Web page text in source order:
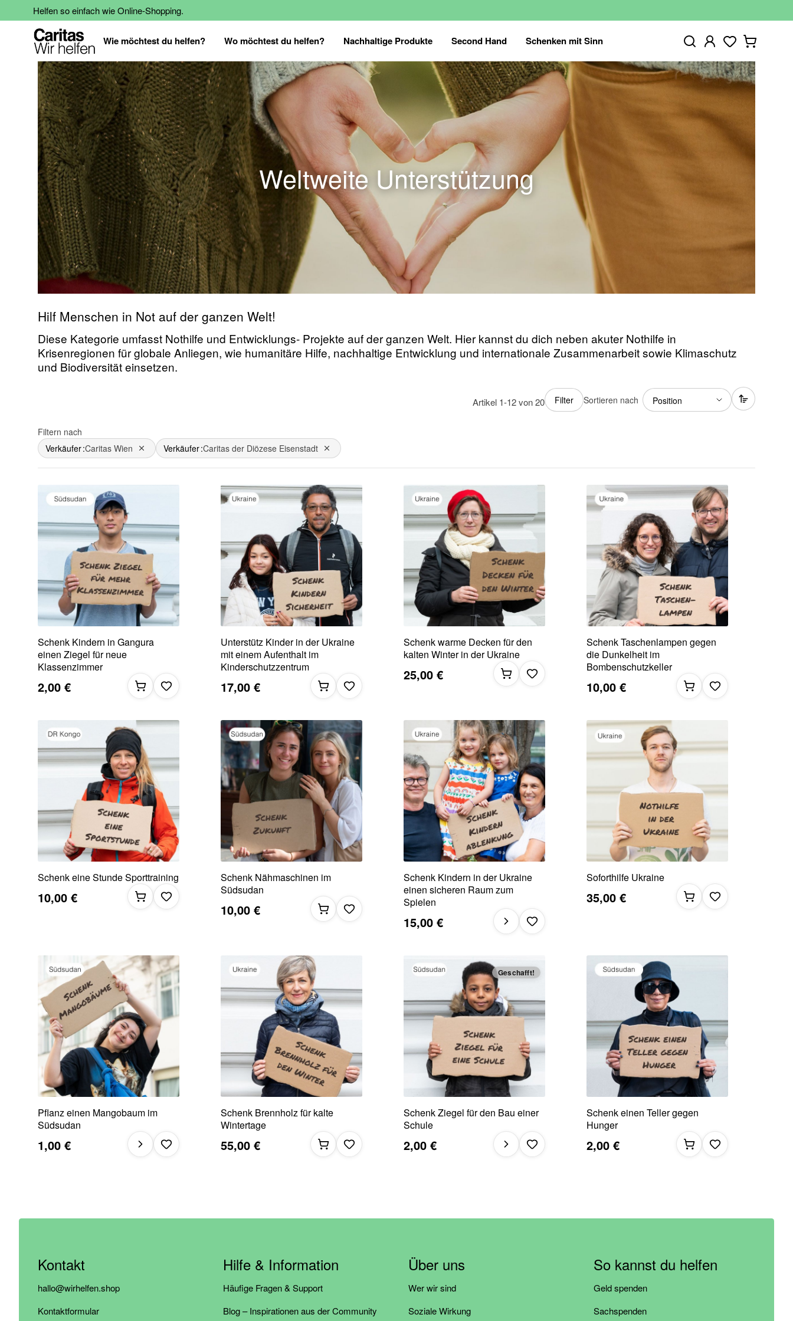
Helfen so einfach wie Online-Shopping.
Wie möchtest du helfen? Wo möchtest du helfen? Nachhaltige Produkte Second Hand Schenken mit Sinn
Weltweite Unterstützung
Hilf Menschen in Not auf der ganzen Welt!
Diese Kategorie umfasst Nothilfe und Entwicklungs- Projekte auf der ganzen Welt. Hier kannst du dich neben akuter Nothilfe in
Krisenregionen für globale Anliegen, wie humanitäre Hilfe, nachhaltige Entwicklung und internationale Zusammenarbeit sowie Klimaschutz
und Biodiversität einsetzen.
Artikel 1-12von20 Filter Sortieren nach
Filtern nach
Verkäufer Caritas Wien Dies entfernen
Verkäufer Caritas der Diözese Eisenstadt Dies entfernen
Schenk Kindern in Gangura
einen Ziegel für neue
Klassenzimmer
2,00 €
Unterstütz Kinder in der Ukraine
mit einem Aufenthalt im
Kinderschutzzentrum
17,00 €
Schenk warme Decken für den
kalten Winter in der Ukraine
25,00 €
Schenk Taschenlampen gegen
die Dunkelheit im
Bombenschutzkeller
10,00 €
Schenk eine Stunde Sporttraining
10,00 €
Schenk Nähmaschinen im
Südsudan
10,00 €
Schenk Kindern in der Ukraine
einen sicheren Raum zum
Spielen
15,00 €
Soforthilfe Ukraine
35,00 €
Pflanz einen Mangobaum im
Südsudan
1,00 €
Schenk Brennholz für kalte
Wintertage
55,00 €
Geschafft!
Schenk Ziegel für den Bau einer
Schule
2,00 €
Schenk einen Teller gegen
Hunger
2,00 €
Kontakt
hallo@wirhelfen.shop
Kontaktformular
Hilfe & Information
Häufige Fragen & Support
Blog – Inspirationen aus der Community
Über uns
Wer wir sind
Soziale Wirkung
So kannst du helfen
Geld spenden
Sachspenden